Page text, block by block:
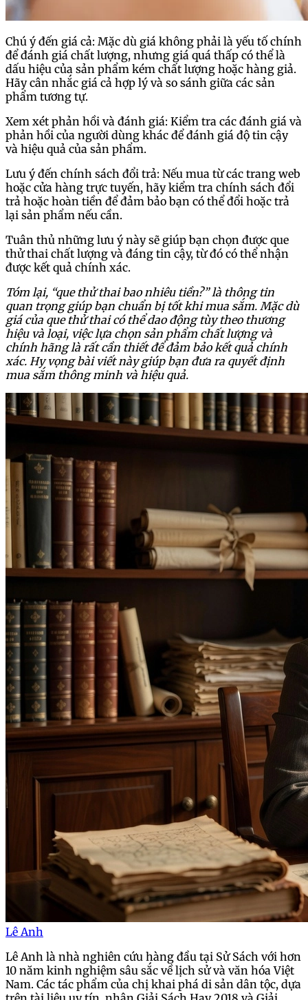
Chú ý đến giá cả: Mặc dù giá không phải là yếu tố chính
để đánh giá chất lượng, nhưng giá quá thấp có thể là
dấu hiệu của sản phẩm kém chất lượng hoặc hàng giả.
Hãy cân nhắc giá cả hợp lý và so sánh giữa các sản
phẩm tương tự.
Xem xét phản hồi và đánh giá: Kiểm tra các đánh giá và
phản hồi của người dùng khác để đánh giá độ tin cậy
và hiệu quả của sản phẩm.
Lưu ý đến chính sách đổi trả: Nếu mua từ các trang web
hoặc cửa hàng trực tuyến, hãy kiểm tra chính sách đổi
trả hoặc hoàn tiền để đảm bảo bạn có thể đổi hoặc trả
lại sản phẩm nếu cần.
Tuân thủ những lưu ý này sẽ giúp bạn chọn được que
thử thai chất lượng và đáng tin cậy, từ đó có thể nhận
được kết quả chính xác.
Tóm lại, “que thử thai bao nhiêu tiền?” là thông tin
quan trọng giúp bạn chuẩn bị tốt khi mua sắm. Mặc dù
giá của que thử thai có thể dao động tùy theo thương
hiệu và loại, việc lựa chọn sản phẩm chất lượng và
chính hãng là rất cần thiết để đảm bảo kết quả chính
xác. Hy vọng bài viết này giúp bạn đưa ra quyết định
mua sắm thông minh và hiệu quả.
Lê Anh
Lê Anh là nhà nghiên cứu hàng đầu tại Sử Sách với hơn
10 năm kinh nghiệm sâu sắc về lịch sử và văn hóa Việt
Nam. Các tác phẩm của chị khai phá di sản dân tộc, dựa